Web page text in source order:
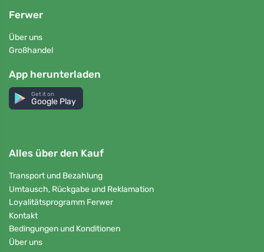
Ferwer
Über uns
Großhandel
App herunterladen
Get it on
Google Play
Alles über den Kauf
Transport und Bezahlung
Umtausch, Rückgabe und Reklamation
Loyalitätsprogramm Ferwer
Kontakt
Bedingungen und Konditionen
Über uns